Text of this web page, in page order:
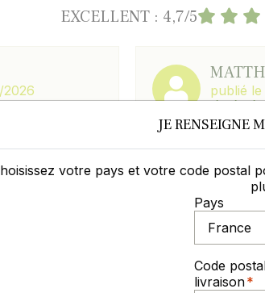
EXCELLENT : 4,7/5
des
du terrain et
à faciliter les
plus
A
publié
Equipe très
commande sur
impeccable.
Laisser un
JE RENSEIGNE
votre pays et votre code postal
Pays
Code
livraison